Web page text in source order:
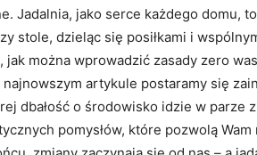
Jadalnia, jako serce każdego domu,
stole, dzieląc się posiłkami i
jak można wprowadzić zasady zero
artykule postaramy się
dbałość o środowisko idzie w parze
pomysłów, które pozwolą